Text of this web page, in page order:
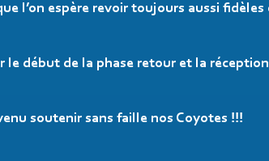
l’on espère revoir toujours aussi
début de la phase retour et la réception
soutenir sans faille nos Coyotes !!!